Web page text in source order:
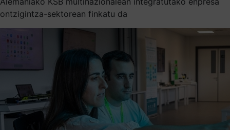
ontzigintza-sektorean finkatu da